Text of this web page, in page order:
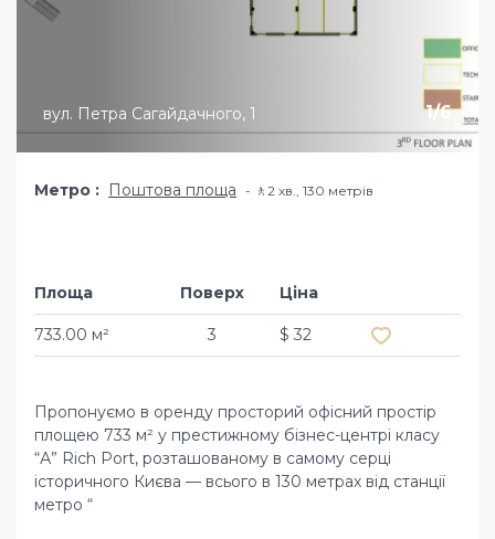
1/6
вул. Петра Сагайдачного, 1
Метро Поштова площа 🚶2 хв​., 130 метрів
Площа
733.00 м²
Поверх
3
Ціна
$ 32
Пропонуємо в оренду просторий офісний простір
площею 733 м² у престижному бізнес-центрі класу
“А” Rich Port, розташованому в самому серці
історичного Києва — всього в 130 метрах від станції
метро “